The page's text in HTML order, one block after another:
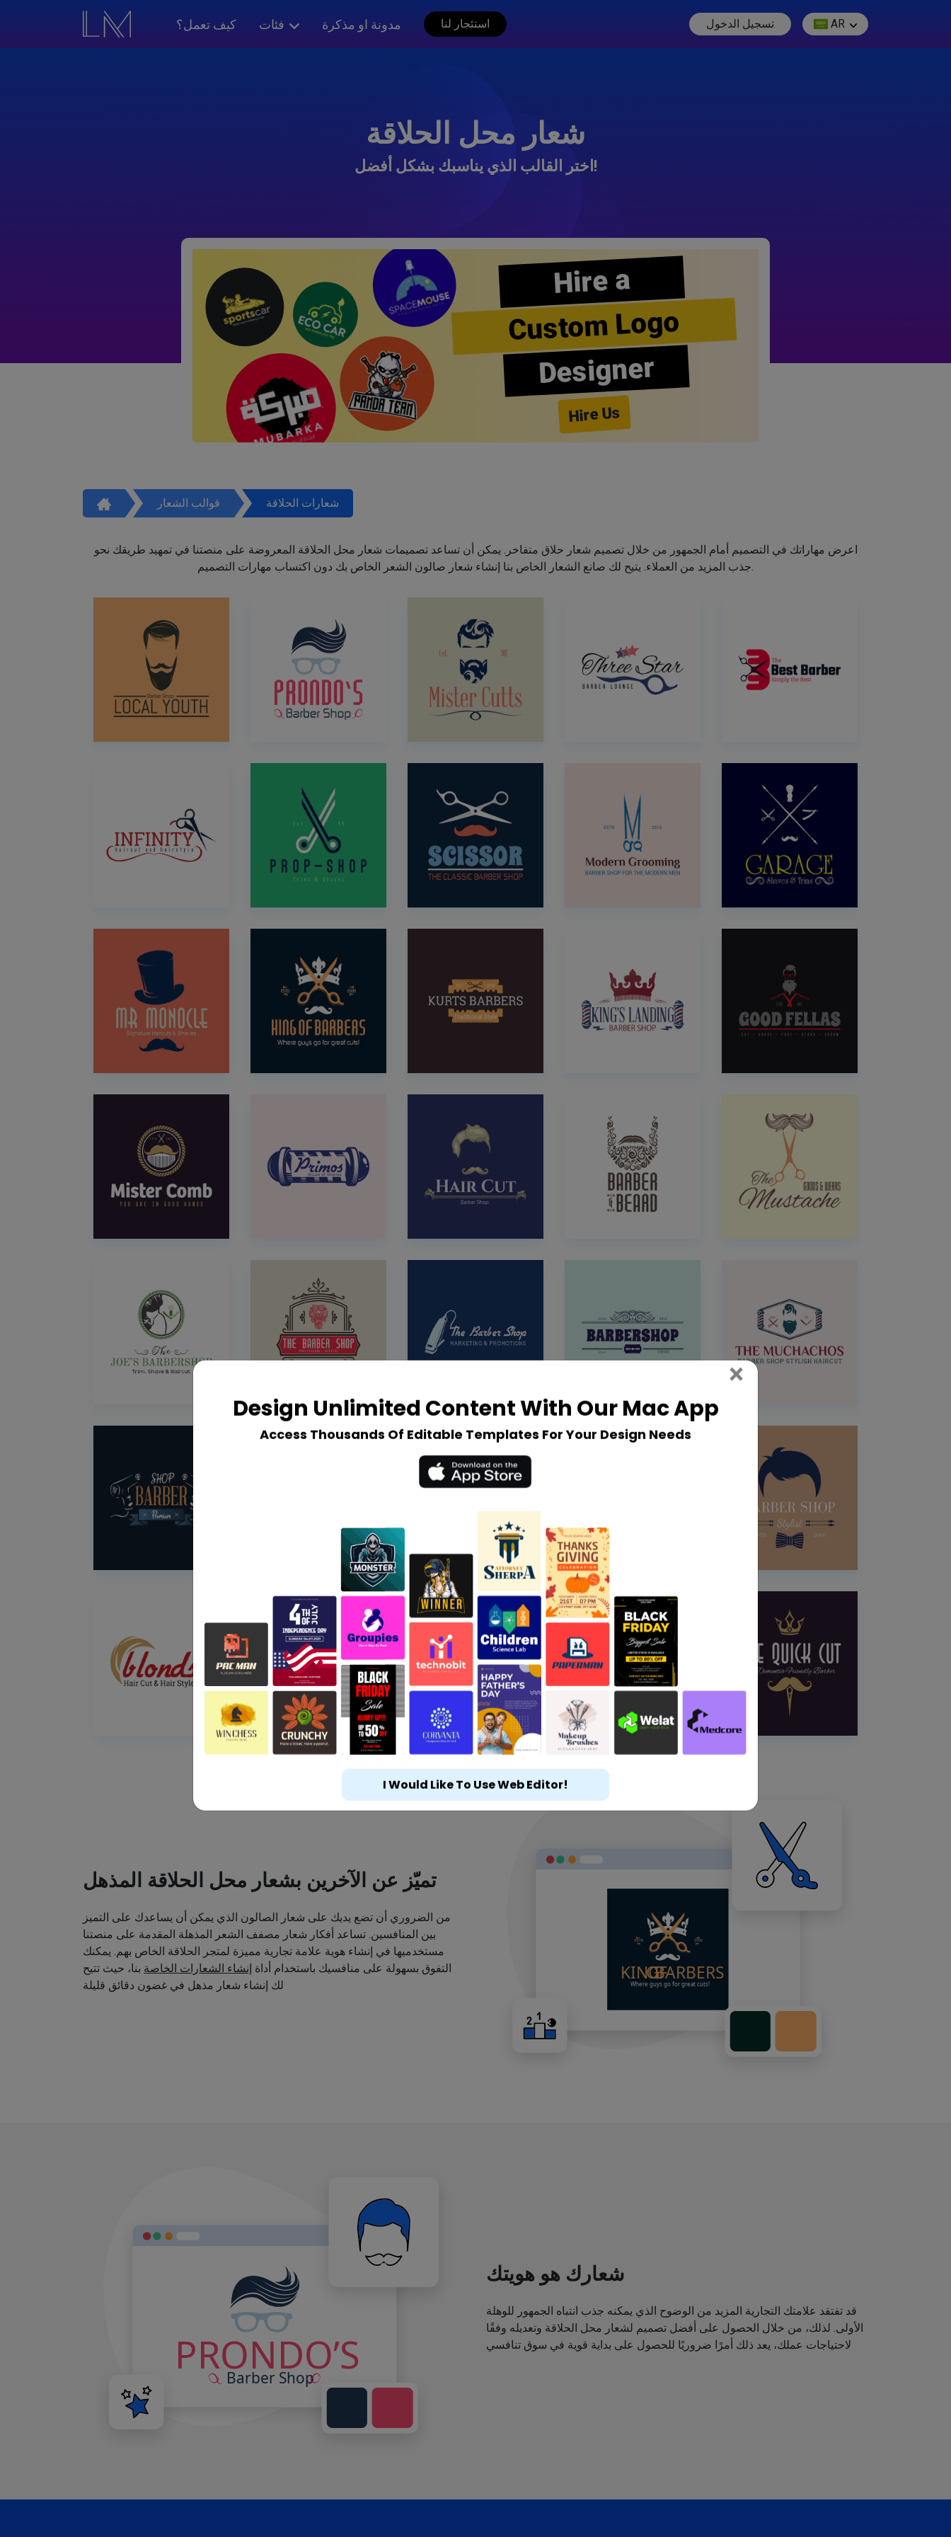
كيف تعمل؟ فئات مدونة او مذكرة استئجار لنا تسجيل الدخول AR
شعار محل الحلاقة
اختر القالب الذي يناسبك بشكل أفضل!
Hire a
Custom Logo
Designer
Hire Us
قوالب الشعار شعارات الحلاقة
اعرض مهاراتك في التصميم أمام الجمهور من خلال تصميم شعار حلاق متفاخر. يمكن أن تساعد تصميمات شعار محل الحلاقة المعروضة على منصتنا في تمهيد طريقك نحو
جذب المزيد من العملاء. يتيح لك صانع الشعار الخاص بنا إنشاء شعار صالون الشعر الخاص بك دون اكتساب مهارات التصميم.
تميّز عن الآخرين بشعار محل الحلاقة المذهل
من الضروري أن تضع يديك على شعار الصالون الذي يمكن أن يساعدك على التميز
بين المنافسين. تساعد أفكار شعار مصفف الشعر المذهلة المقدمة على منصتنا
مستخدميها في إنشاء هوية علامة تجارية مميزة لمتجر الحلاقة الخاص بهم. يمكنك
التفوق بسهولة على منافسيك باستخدام أداة إنشاء الشعارات الخاصة بنا، حيث تتيح
لك إنشاء شعار مذهل في غضون دقائق قليلة
شعارك هو هويتك
قد تفتقد علامتك التجارية المزيد من الوضوح الذي يمكنه جذب انتباه الجمهور للوهلة
الأولى. لذلك، من خلال الحصول على أفضل تصميم لشعار محل الحلاقة وتعديله وفقًا
لاحتياجات عملك، يعد ذلك أمرًا ضروريًا للحصول على بداية قوية في سوق تنافسي
Design Unlimited Content With Our Mac App
Access Thousands Of Editable Templates For Your Design Needs
× Close
I Would Like To Use Web Editor!